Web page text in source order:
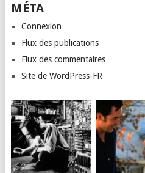
MÉTA
Connexion
Flux des publications
Flux des commentaires
Site de WordPress-FR